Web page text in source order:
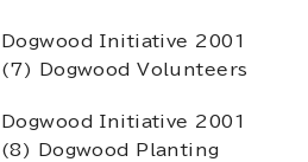
Dogwood Initiative 2001
(7) Dogwood Volunteers
Dogwood Initiative 2001
(8) Dogwood Planting